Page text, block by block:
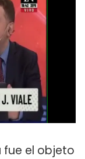
fue el objeto